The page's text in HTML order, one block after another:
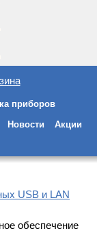
приборов
Новости Акции
USB и LAN
обеспечение